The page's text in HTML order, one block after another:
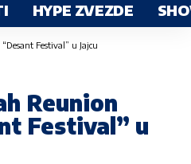
HYPE ZVEZDE
Festival” u Jajcu
Reunion
Festival” u